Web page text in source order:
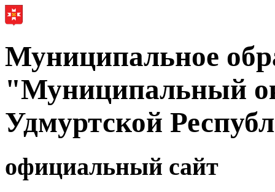
Муниципальное
"Муниципальный
Удмуртской
официальный сайт